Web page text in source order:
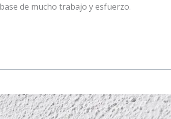
de mucho trabajo y esfuerzo.